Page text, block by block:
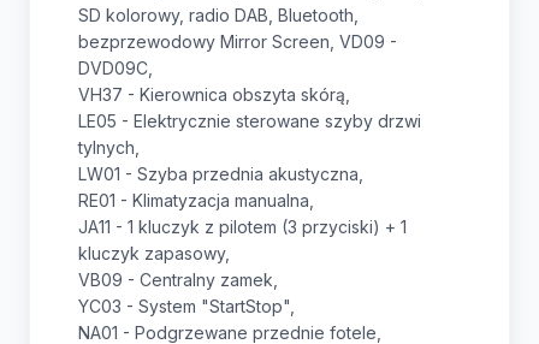
SD kolorowy, radio DAB, Bluetooth,
bezprzewodowy Mirror Screen, VD09 -
DVD09C,
VH37 - Kierownica obszyta skórą,
LE05 - Elektrycznie sterowane szyby drzwi
tylnych,
LW01 - Szyba przednia akustyczna,
RE01 - Klimatyzacja manualna,
JA11 - 1 kluczyk z pilotem (3 przyciski) + 1
kluczyk zapasowy,
VB09 - Centralny zamek,
YC03 - System "StartStop",
NA01 - Podgrzewane przednie fotele,